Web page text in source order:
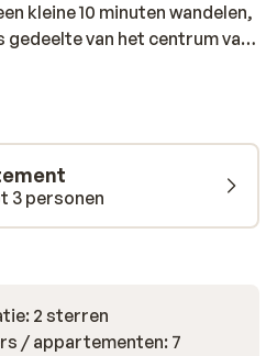
kleine 10 minuten wandelen,
van het centrum van
je leuke winkels, restaurants
bus sta je aan de voet van de
tot de beroemde Sella
Selva. Of kies je voor het
2-kamerappartement is vrij
over een grote, goed
slaapkamer. Hier is het
3 personen
2 sterren
/ appartementen: 7